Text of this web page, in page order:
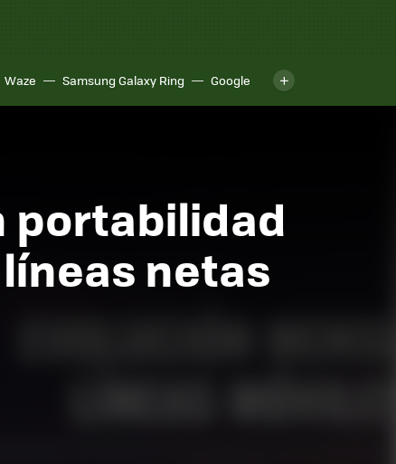
Waze Samsung Galaxy Ring
Google
portabilidad
netas